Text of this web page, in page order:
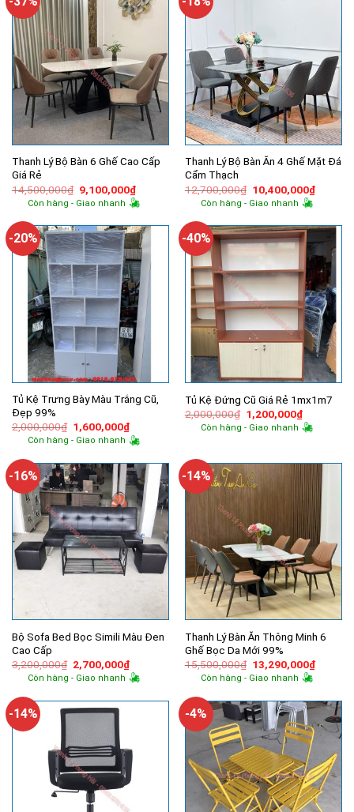
Thanh Lý Bộ Bàn 6 Ghế Cao Cấp
Giá Rẻ
14,500,000₫ Giá
gốc
là:
9,100,000₫Giá
hiện
tại
9,100,000₫.
Còn hàng - Giao nhanh
Thanh Lý Bộ Bàn Ăn 4 Ghế Mặt Đá
Cẩm Thạch
12,700,000₫ Giá
gốc
là:
10,400,000₫Giá
hiện
Còn hàng - Giao nhanh
-20%
Tủ Kệ Trưng Bày Màu Trắng Cũ,
Đẹp 99%
2,000,000₫ Giá
gốc
là:
1,600,000₫Giá
hiện
tại
1,600,000₫.
Còn hàng - Giao nhanh
-40%
Tủ Kệ Đứng Cũ Giá Rẻ 1mx1m7
2,000,000₫ Giá
gốc
là:
1,200,000₫Giá
hiện
tại
Còn hàng - Giao nhanh
-16%
Bộ Sofa Bed Bọc Simili Màu Đen
Cao Cấp
3,200,000₫ Giá
gốc
là:
2,700,000₫Giá
hiện
tại
2,700,000₫.
Còn hàng - Giao nhanh
-14%
Thanh Lý Bàn Ăn Thông Minh 6
Ghế Bọc Da Mới 99%
15,500,000₫ Giá
gốc
là:
13,290,000₫Giá
hiện
Còn hàng - Giao nhanh
-14% -4%